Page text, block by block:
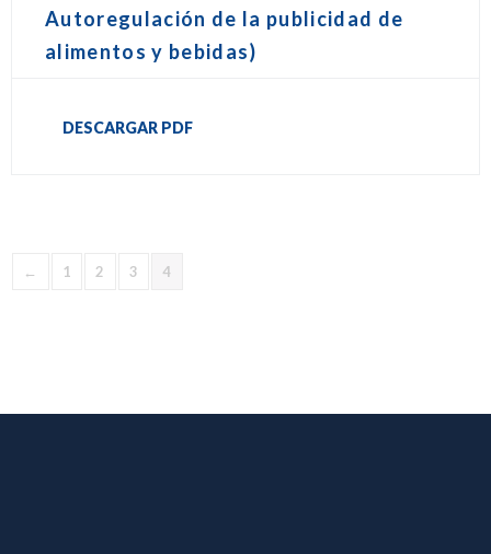
Autoregulación de la publicidad de
alimentos y bebidas)
DESCARGAR PDF
← 1 2 3 4